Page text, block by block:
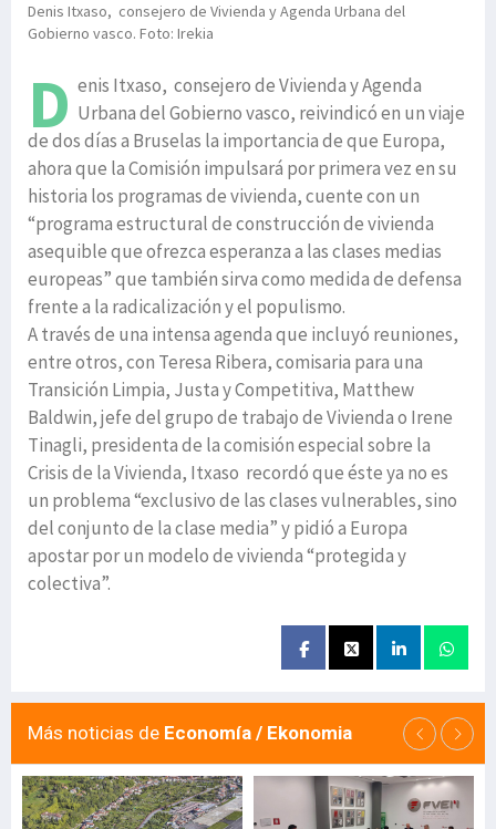
Denis Itxaso, consejero de Vivienda y Agenda Urbana del
Gobierno vasco. Foto: Irekia
D enis Itxaso, consejero de Vivienda y Agenda
Urbana del Gobierno vasco, reivindicó en un viaje
de dos días a Bruselas la importancia de que Europa,
ahora que la Comisión impulsará por primera vez en su
historia los programas de vivienda, cuente con un
“programa estructural de construcción de vivienda
asequible que ofrezca esperanza a las clases medias
europeas” que también sirva como medida de defensa
frente a la radicalización y el populismo.
A través de una intensa agenda que incluyó reuniones,
entre otros, con Teresa Ribera, comisaria para una
Transición Limpia, Justa y Competitiva, Matthew
Baldwin, jefe del grupo de trabajo de Vivienda o Irene
Tinagli, presidenta de la comisión especial sobre la
Crisis de la Vivienda, Itxaso recordó que éste ya no es
un problema “exclusivo de las clases vulnerables, sino
del conjunto de la clase media” y pidió a Europa
apostar por un modelo de vivienda “protegida y
colectiva”.
Más noticias de Economía / Ekonomia